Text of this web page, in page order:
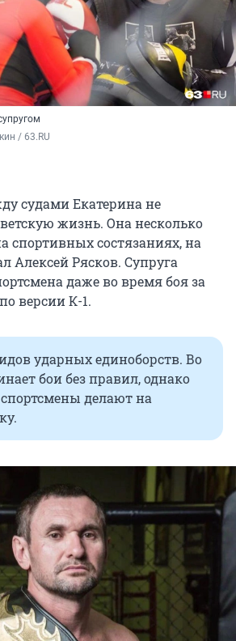
/ 63.RU
судами Екатерина не
жизнь. Она несколько
спортивных состязаниях, на
Алексей Рясков. Супруга
даже во время боя за
версии К-1.
ударных единоборств. Во
бои без правил, однако
делают на